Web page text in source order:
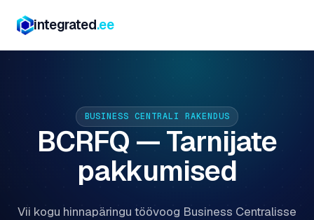
integrated.ee
BUSINESS CENTRALI RAKENDUS
BCRFQ — Tarnijate
pakkumised
Vii kogu hinnapäringu töövoog Business Centralisse